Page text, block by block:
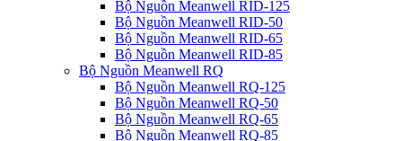
Bộ Nguồn Meanwell RID-125
Bộ Nguồn Meanwell RID-50
Bộ Nguồn Meanwell RID-65
Bộ Nguồn Meanwell RID-85
Bộ Nguồn Meanwell RQ
Bộ Nguồn Meanwell RQ-125
Bộ Nguồn Meanwell RQ-50
Bộ Nguồn Meanwell RQ-65
Bộ Nguồn Meanwell RQ-85